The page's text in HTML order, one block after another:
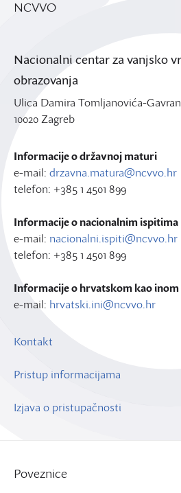
NCVVO
Nacionalni centar za vanjsko
obrazovanja
Ulica Damira Tomljanovića-
10020 Zagreb
Informacije o državnoj maturi
e-mail: drzavna.matura@ncvvo.hr
telefon: +385 1 4501 899
Informacije o nacionalnim ispitima
e-mail: nacionalni.ispiti@ncvvo.hr
telefon: +385 1 4501 899
Informacije o hrvatskom kao
e-mail: hrvatski.ini@ncvvo.hr
Kontakt
Pristup informacijama
Izjava o pristupačnosti
Poveznice